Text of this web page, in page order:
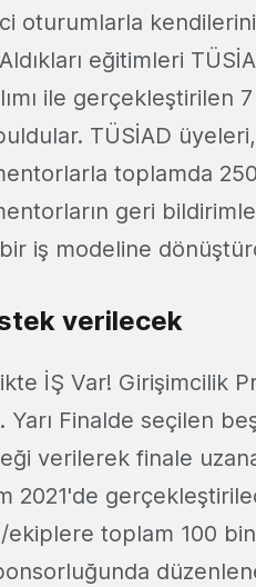
oturumlarla
Aldıkları eğitimleri
ile
TÜSİAD
toplamda
geri
iş modeline
verilecek
İŞ Var! Girişimcilik
Yarı Finalde seçilen
verilerek finale
2021'de
toplam 100